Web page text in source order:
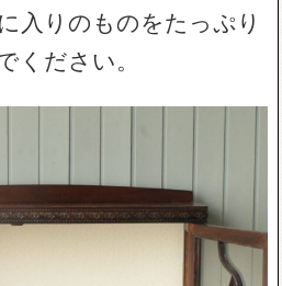
入りのものをたっぷり
ください。